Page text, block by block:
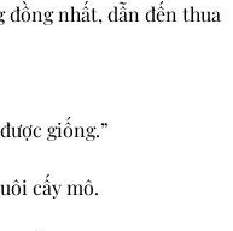
đồng nhất, dẫn đến thua
giống.”
cấy mô.